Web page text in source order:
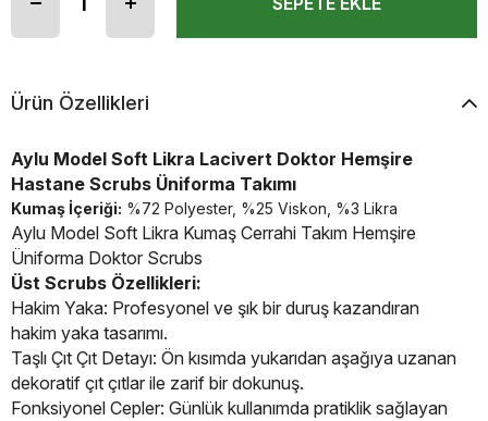
Ürün Özellikleri
Aylu Model Soft Likra Lacivert Doktor Hemşire
Hastane Scrubs Üniforma Takımı
Kumaş İçeriği: %72 Polyester, %25 Viskon, %3 Likra
Aylu Model Soft Likra Kumaş Cerrahi Takım Hemşire
Üniforma Doktor Scrubs
Üst Scrubs Özellikleri:
Hakim Yaka: Profesyonel ve şık bir duruş kazandıran
hakim yaka tasarımı.
Taşlı Çıt Çıt Detayı: Ön kısımda yukarıdan aşağıya uzanan
dekoratif çıt çıtlar ile zarif bir dokunuş.
Fonksiyonel Cepler: Günlük kullanımda pratiklik sağlayan